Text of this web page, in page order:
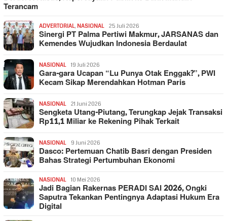
Terancam
ADVERTORIAL, NASIONAL 25 Juli 2026
Sinergi PT Palma Pertiwi Makmur, JARSANAS dan
Kemendes Wujudkan Indonesia Berdaulat
NASIONAL 19 Juli 2026
Gara-gara Ucapan “Lu Punya Otak Enggak?”, PWI
Kecam Sikap Merendahkan Hotman Paris
NASIONAL 21 Juni 2026
Sengketa Utang-Piutang, Terungkap Jejak Transaksi
Rp11,1 Miliar ke Rekening Pihak Terkait
NASIONAL 9 Juni 2026
Dasco: Pertemuan Chatib Basri dengan Presiden
Bahas Strategi Pertumbuhan Ekonomi
NASIONAL 10 Mei 2026
Jadi Bagian Rakernas PERADI SAI 2026, Ongki
Saputra Tekankan Pentingnya Adaptasi Hukum Era
Digital